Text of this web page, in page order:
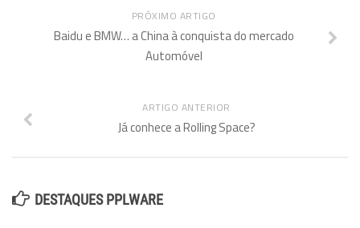
PRÓXIMO ARTIGO
Baidu e BMW… a China à conquista do mercado
Automóvel
ARTIGO ANTERIOR
Já conhece a Rolling Space?
DESTAQUES PPLWARE